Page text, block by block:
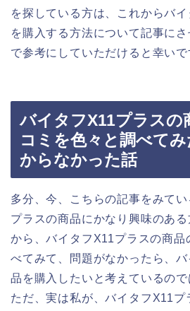
を探している方は、これからバ
を購入する方法について記事に
で参考にしていただけると幸いで
バイタフX11プラスの
コミを色々と調べて
からなかった話
多分、今、こちらの記事をみて
プラスの商品にかなり興味のあ
から、バイタフX11プラスの商品
べてみて、問題がなかったら、
品を購入したいと考えているので
ただ、実は私が、バイタフX11